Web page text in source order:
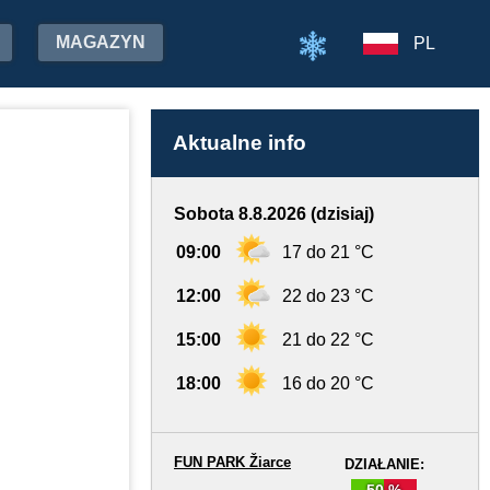
MAGAZYN PL
Aktualne info
Sobota 8.8.2026 (dzisiaj)
09:00 17 do 21 °C
12:00 22 do 23 °C
15:00 21 do 22 °C
18:00 16 do 20 °C
DZIAŁANIE:
FUN PARK Žiarce